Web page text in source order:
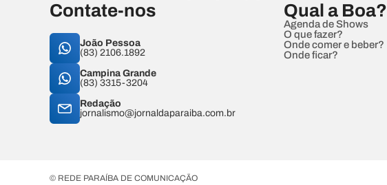
Contate-nos
João Pessoa
(83) 2106.1892
Campina Grande
(83) 3315-3204
Redação
jornalismo@jornaldaparaiba.com.br
Qual a Boa?
Agenda de Shows
O que fazer?
Onde comer e beber?
Onde ficar?
© REDE PARAÍBA DE COMUNICAÇÃO